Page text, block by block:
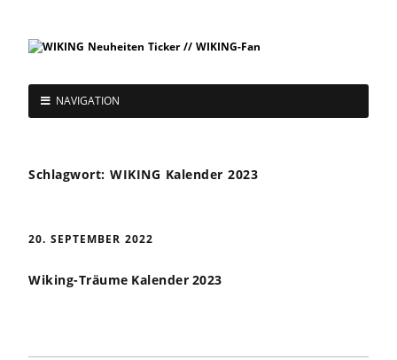
NAVIGATION
Schlagwort: WIKING Kalender 2023
20. SEPTEMBER 2022
Wiking-Träume Kalender 2023